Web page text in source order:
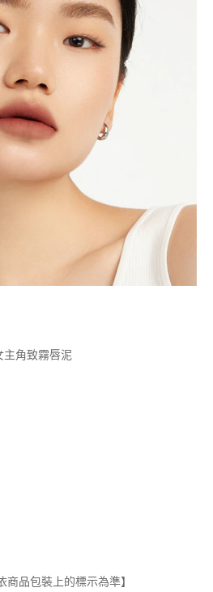
主角致霧唇泥
品包裝上的標示為準】